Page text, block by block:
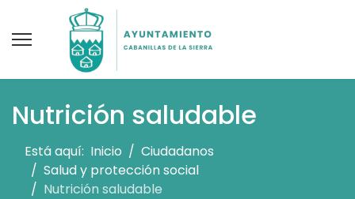
Nutrición saludable
Está aquí: Inicio
Ciudadanos
Salud y protección social
Nutrición saludable